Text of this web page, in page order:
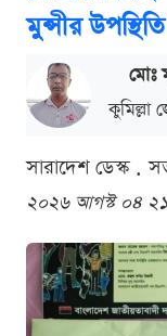
মুন্সীর উপস্থিতি
মোঃ
কুমিল্লা
সারাদেশ ডেস্ক .
২০২৬ আগস্ট ০৪